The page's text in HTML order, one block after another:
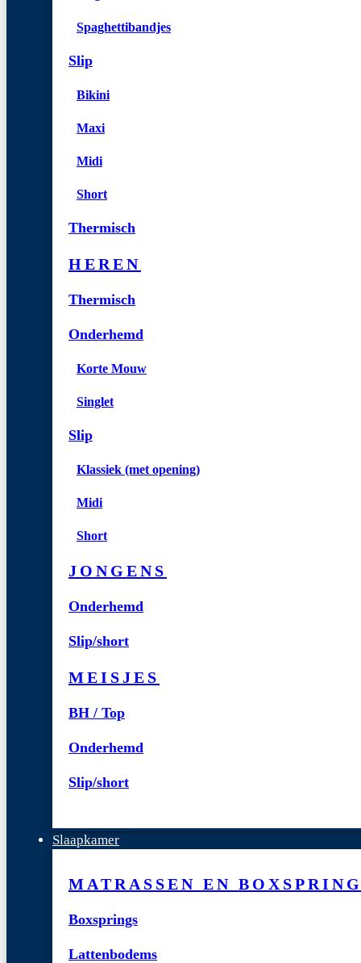
Spaghettibandjes
Slip
Bikini
Maxi
Midi
Short
Thermisch
HEREN
Thermisch
Onderhemd
Korte Mouw
Singlet
Slip
Klassiek (met opening)
Midi
Short
JONGENS
Onderhemd
Slip/short
MEISJES
BH / Top
Onderhemd
Slip/short
Slaapkamer
MATRASSEN EN
Boxsprings
Lattenbodems